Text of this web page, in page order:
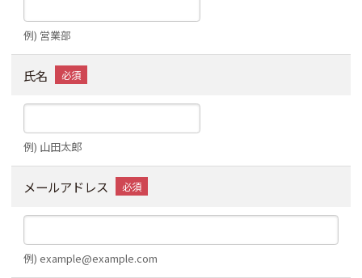
例) 営業部
氏名
例) 山田太郎
メールアドレス
例) example@example.com